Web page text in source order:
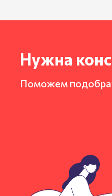
Нужна
Поможем